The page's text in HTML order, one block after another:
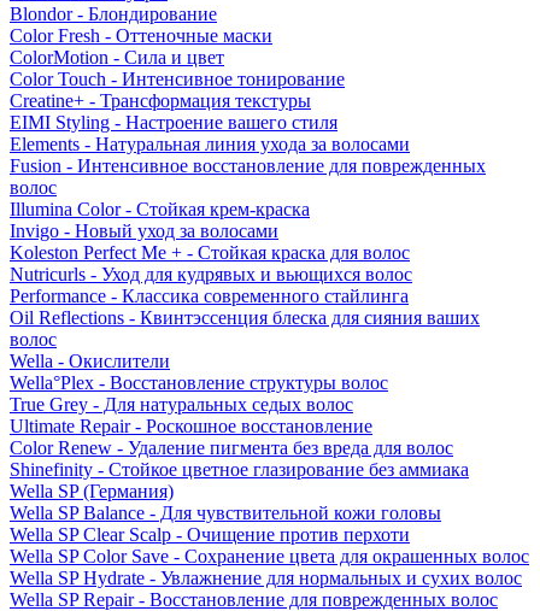
Blondor - Блондирование
Color Fresh - Оттеночные маски
ColorMotion - Сила и цвет
Color Touch - Интенсивное тонирование
Creatine+ - Трансформация текстуры
EIMI Styling - Настроение вашего стиля
Elements - Натуральная линия ухода за волосами
Fusion - Интенсивное восстановление для поврежденных
волос
Illumina Color - Стойкая крем-краска
Invigo - Новый уход за волосами
Koleston Perfect Me + - Стойкая краска для волос
Nutricurls - Уход для кудрявых и вьющихся волос
Performance - Классика современного стайлинга
Oil Reflections - Квинтэссенция блеска для сияния ваших
волос
Wella - Окислители
Wella°Plex - Восстановление структуры волос
True Grey - Для натуральных седых волос
Ultimate Repair - Роскошное восстановление
Color Renew - Удаление пигмента без вреда для волос
Shinefinity - Стойкое цветное глазирование без аммиака
Wella SP (Германия)
Wella SP Balance - Для чувствительной кожи головы
Wella SP Clear Scalp - Очищение против перхоти
Wella SP Color Save - Сохранение цвета для окрашенных волос
Wella SP Hydrate - Увлажнение для нормальных и сухих волос
Wella SP Repair - Восстановление для поврежденных волос